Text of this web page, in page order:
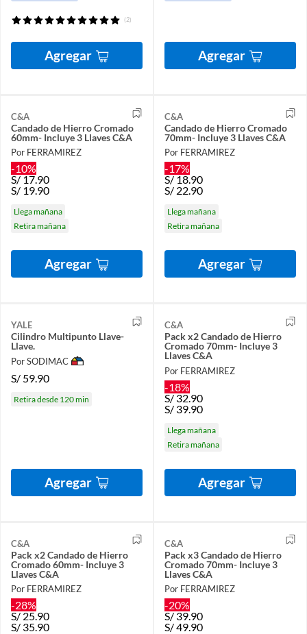
(2)
Agregar Agregar
C&A
Candado de Hierro Cromado
60mm- Incluye 3 Llaves C&A
Por FERRAMIREZ
-10%
S/ 17.90
S/ 19.90
Llega mañana
Retira mañana
Agregar
C&A
Candado de Hierro Cromado
70mm- Incluye 3 Llaves C&A
Por FERRAMIREZ
-17%
S/ 18.90
S/ 22.90
Llega mañana
Retira mañana
Agregar
YALE
Cilindro Multipunto Llave-
Llave.
Por SODIMAC
S/ 59.90
Retira desde 120 min
Agregar
C&A
Pack x2 Candado de Hierro
Cromado 70mm- Incluye 3
Llaves C&A
Por FERRAMIREZ
-18%
S/32.90
S/ 39.90
Llega mañana
Retira mañana
Agregar
C&A
Pack x2 Candado de Hierro
Cromado 60mm- Incluye 3
Llaves C&A
Por FERRAMIREZ
-28%
S/25.90
S/ 35.90
C&A
Pack x3 Candado de Hierro
Cromado 70mm- Incluye 3
Llaves C&A
Por FERRAMIREZ
-20%
S/39.90
S/49.90